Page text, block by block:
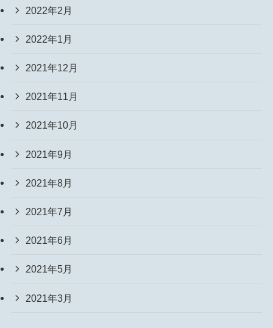
2022年2月
2022年1月
2021年12月
2021年11月
2021年10月
2021年9月
2021年8月
2021年7月
2021年6月
2021年5月
2021年3月